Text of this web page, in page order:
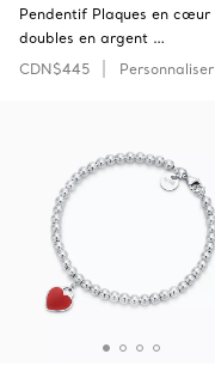
Pendentif Plaques en cœur
doubles en argent …
CDN$445
Personnaliser